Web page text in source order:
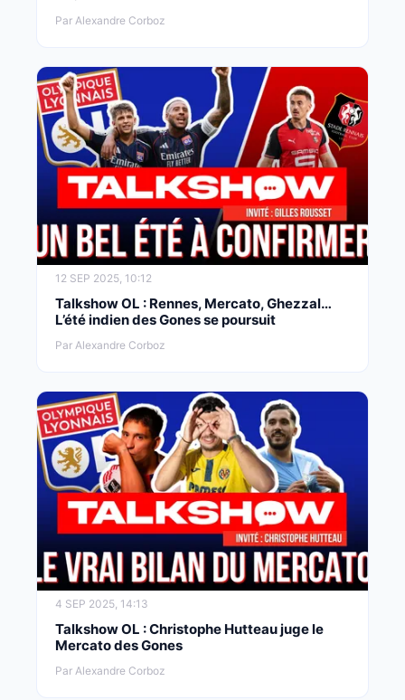
Par Alexandre Corboz
12 SEP 2025, 10:12
Talkshow OL : Rennes, Mercato, Ghezzal…
L’été indien des Gones se poursuit
Par Alexandre Corboz
4 SEP 2025, 14:13
Talkshow OL : Christophe Hutteau juge le
Mercato des Gones
Par Alexandre Corboz